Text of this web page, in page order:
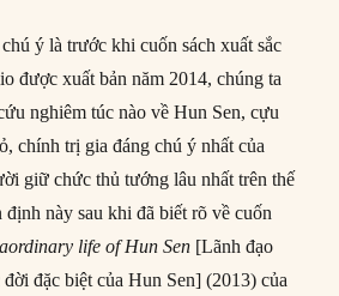
ý là trước khi cuốn sách xuất sắc
được xuất bản năm 2014, chúng ta
nghiêm túc nào về Hun Sen, cựu
chính trị gia đáng chú ý nhất của
giữ chức thủ tướng lâu nhất trên thế
này sau khi đã biết rõ về cuốn
life of Hun Sen [Lãnh đạo
đặc biệt của Hun Sen] (2013) của